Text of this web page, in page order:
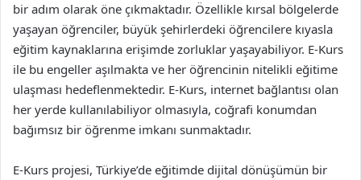
bir adım olarak öne çıkmaktadır. Özellikle kırsal bölgelerde
yaşayan öğrenciler, büyük şehirlerdeki öğrencilere kıyasla
eğitim kaynaklarına erişimde zorluklar yaşayabiliyor. E-Kurs
ile bu engeller aşılmakta ve her öğrencinin nitelikli eğitime
ulaşması hedeflenmektedir. E-Kurs, internet bağlantısı olan
her yerde kullanılabiliyor olmasıyla, coğrafi konumdan
bağımsız bir öğrenme imkanı sunmaktadır.
E-Kurs projesi, Türkiye’de eğitimde dijital dönüşümün bir